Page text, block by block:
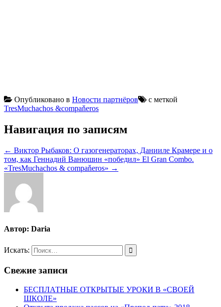
Опубликовано в Новости партнёров
с меткой
TresMuchachos &compaňeros
Навигация по записям
← Виктор Рыбаков: О газогенераторах, Данииле Крамере и о
том, как Геннадий Ванюшин «победил» El Gran Combo.
«TresMuchachos & compaňeros» →
Автор: Daria
Искать:
Свежие записи
БЕСПЛАТНЫЕ ОТКРЫТЫЕ УРОКИ В «СВОЕЙ
ШКОЛЕ»